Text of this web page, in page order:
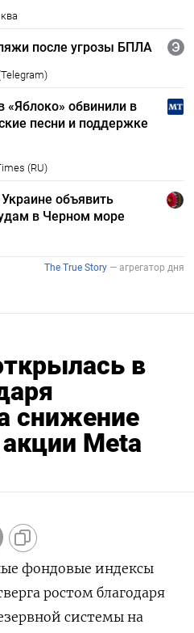
в
снижение
Meta
фондовые индексы
ростом благодаря
системы на